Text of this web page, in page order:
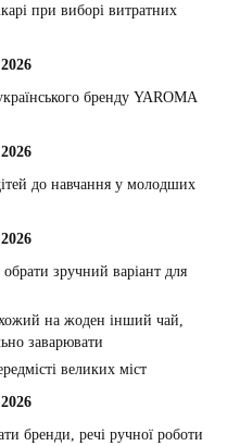
при виборі витратних
бренду YAROMA
до навчання у молодших
зручний варіант для
на жоден інший чай,
заварювати
великих міст
бренди, речі ручної роботи